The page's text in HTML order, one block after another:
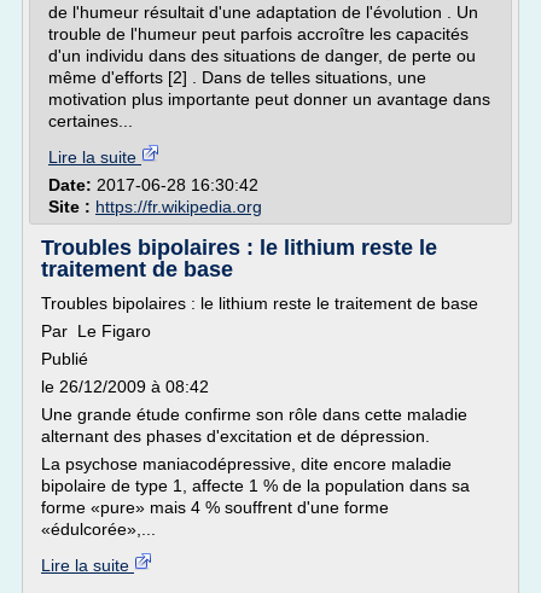
de l'humeur résultait d'une adaptation de l'évolution . Un
trouble de l'humeur peut parfois accroître les capacités
d'un individu dans des situations de danger, de perte ou
même d'efforts [2] . Dans de telles situations, une
motivation plus importante peut donner un avantage dans
certaines...
Lire la suite
Date: 2017-06-28 16:30:42
Site : https://fr.wikipedia.org
Troubles bipolaires : le lithium reste le
traitement de base
Troubles bipolaires : le lithium reste le traitement de base
Par Le Figaro
Publié
le 26/12/2009 à 08:42
Une grande étude confirme son rôle dans cette maladie
alternant des phases d'excitation et de dépression.
La psychose maniacodépressive, dite encore maladie
bipolaire de type 1, affecte 1 % de la population dans sa
forme «pure» mais 4 % souffrent d'une forme
«édulcorée»,...
Lire la suite